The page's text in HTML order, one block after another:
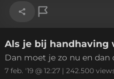
Link kopiëren
Als je bij handhaving
Dan moet je zo nu en dan
7 feb. '19 @ 12:27 | 242.500